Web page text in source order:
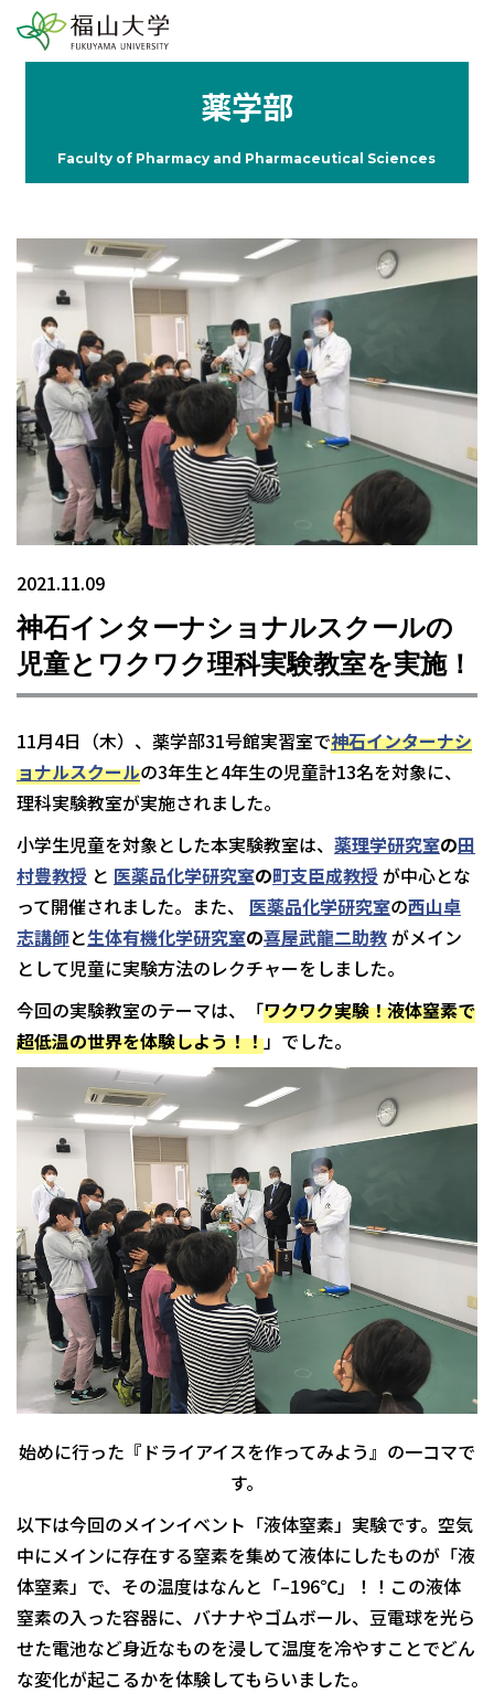
薬学部
Faculty of Pharmacy and Pharmaceutical Sciences
2021.11.09
神石インターナショナルスクールの
児童とワクワク理科実験教室を実施！
11月4日（木）、薬学部31号館実習室で神石インターナシ
ョナルスクールの3年生と4年生の児童計13名を対象に、
理科実験教室が実施されました。
小学生児童を対象とした本実験教室は、 薬理学研究室の田
村豊教授 と 医薬品化学研究室の町支臣成教授 が中心とな
って開催されました。また、 医薬品化学研究室の西山卓
志講師と生体有機化学研究室の喜屋武龍二助教がメイン
として児童に実験方法のレクチャーをしました。
今回の実験教室のテーマは、「ワクワク実験！液体窒素で
超低温の世界を体験しよう！！」でした。
始めに行った『ドライアイスを作ってみよう』の一コマで
す。
以下は今回のメインイベント「液体窒素」実験です。空気
中にメインに存在する窒素を集めて液体にしたものが「液
体窒素」で、その温度はなんと「–196℃」！！この液体
窒素の入った容器に、バナナやゴムボール、豆電球を光ら
せた電池など身近なものを浸して温度を冷やすことでどん
な変化が起こるかを体験してもらいました。